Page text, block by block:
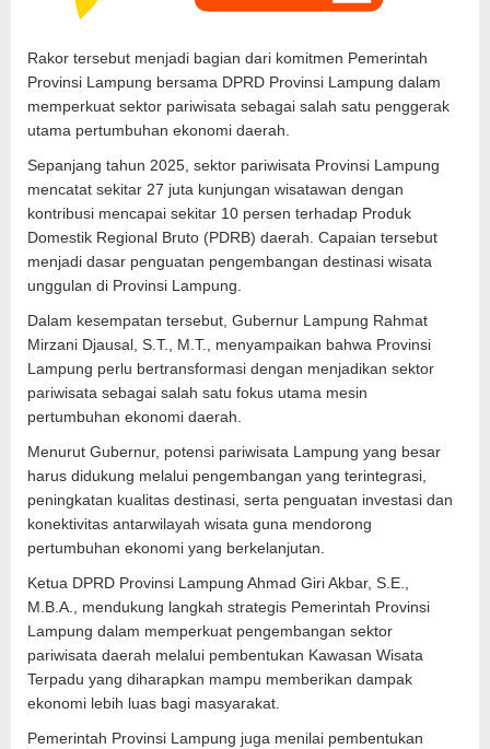
Rakor tersebut menjadi bagian dari komitmen Pemerintah
Provinsi Lampung bersama DPRD Provinsi Lampung dalam
memperkuat sektor pariwisata sebagai salah satu penggerak
utama pertumbuhan ekonomi daerah.
Sepanjang tahun 2025, sektor pariwisata Provinsi Lampung
mencatat sekitar 27 juta kunjungan wisatawan dengan
kontribusi mencapai sekitar 10 persen terhadap Produk
Domestik Regional Bruto (PDRB) daerah. Capaian tersebut
menjadi dasar penguatan pengembangan destinasi wisata
unggulan di Provinsi Lampung.
Dalam kesempatan tersebut, Gubernur Lampung Rahmat
Mirzani Djausal, S.T., M.T., menyampaikan bahwa Provinsi
Lampung perlu bertransformasi dengan menjadikan sektor
pariwisata sebagai salah satu fokus utama mesin
pertumbuhan ekonomi daerah.
Menurut Gubernur, potensi pariwisata Lampung yang besar
harus didukung melalui pengembangan yang terintegrasi,
peningkatan kualitas destinasi, serta penguatan investasi dan
konektivitas antarwilayah wisata guna mendorong
pertumbuhan ekonomi yang berkelanjutan.
Ketua DPRD Provinsi Lampung Ahmad Giri Akbar, S.E.,
M.B.A., mendukung langkah strategis Pemerintah Provinsi
Lampung dalam memperkuat pengembangan sektor
pariwisata daerah melalui pembentukan Kawasan Wisata
Terpadu yang diharapkan mampu memberikan dampak
ekonomi lebih luas bagi masyarakat.
Pemerintah Provinsi Lampung juga menilai pembentukan